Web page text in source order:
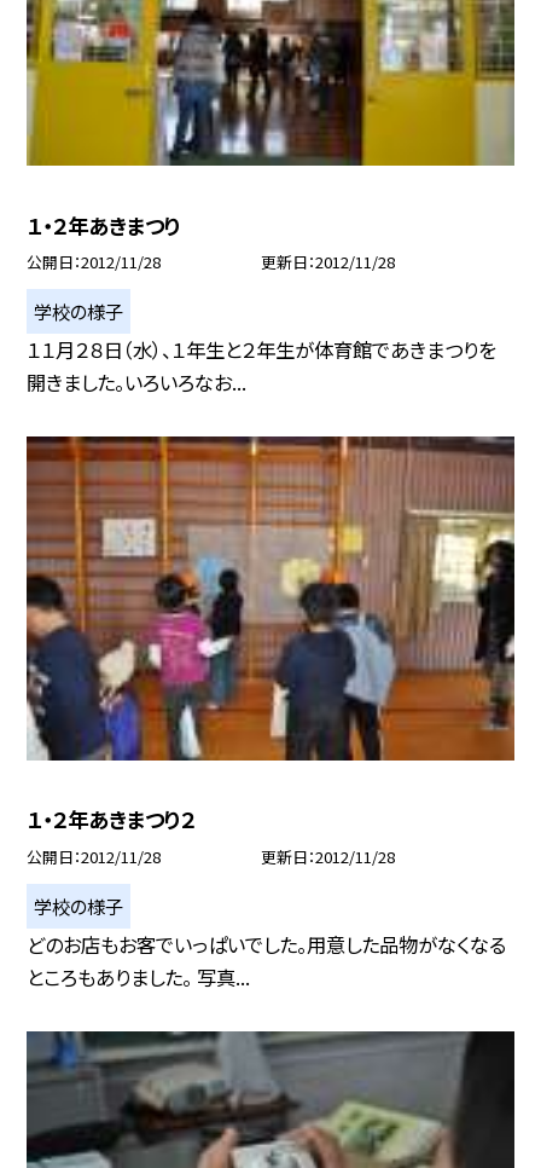
１・２年あきまつり
公開日 2012/11/28 更新日 2012/11/28
学校の様子
１１月２８日（水）、１年生と２年生が体育館であきまつりを
開きました。いろいろなお...
１・２年あきまつり２
公開日 2012/11/28 更新日 2012/11/28
学校の様子
どのお店もお客でいっぱいでした。用意した品物がなくなる
ところもありました。 写真...